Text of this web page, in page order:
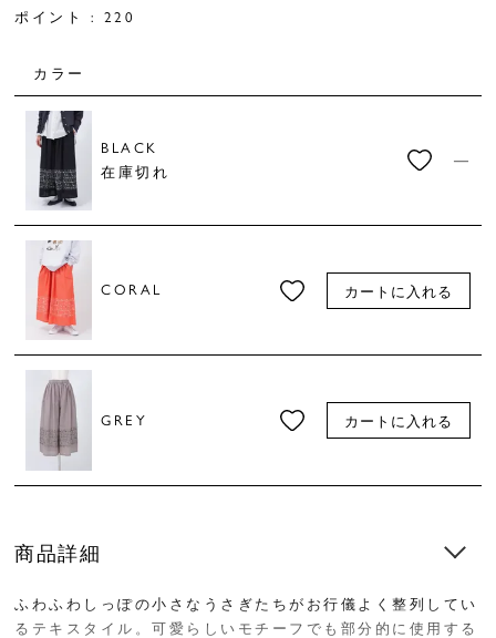
ポイント : 220
カラー
BLACK
在庫切れ
—
CORAL カートに入れる
GREY カートに入れる
商品詳細
ふわふわしっぽの小さなうさぎたちがお行儀よく整列してい
るテキスタイル。可愛らしいモチーフでも部分的に使用する